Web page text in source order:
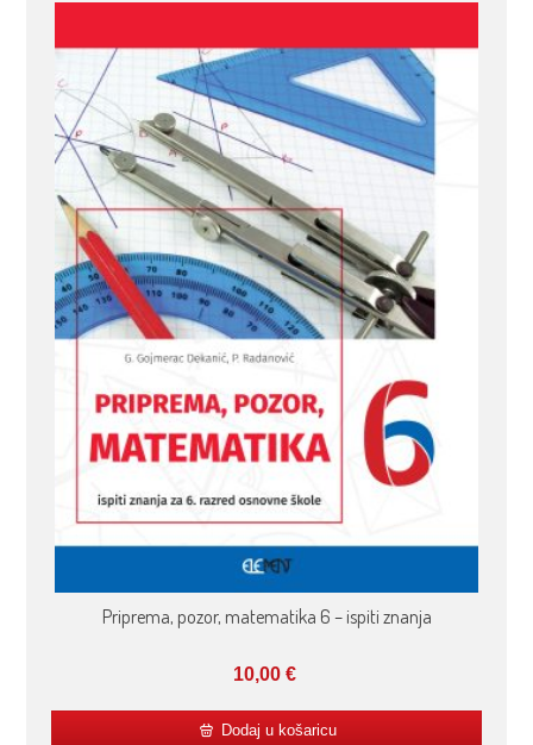
Priprema, pozor, matematika 6 – ispiti znanja
10,00 €
Dodaj u košaricu